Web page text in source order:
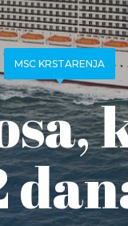
MSC KRSTARENJA